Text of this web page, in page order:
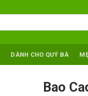
DÀNH CHO QUÝ BÀ
Bao